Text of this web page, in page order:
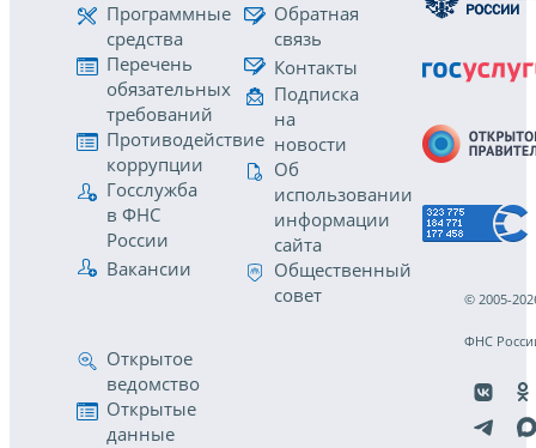
Программные
средства
Перечень
обязательных
требований
Противодействие
коррупции
Госслужба
в ФНС
России
Вакансии
Обратная
связь
Контакты
Подписка
на
новости
Об
использовании
информации
сайта
Общественный
совет
Открытое
ведомство
Открытые
данные
© 2005-
ФНС